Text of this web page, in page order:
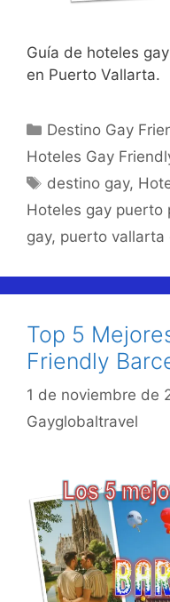
Guía de hoteles
en Puerto Vallarta.
Categorías
Destino Gay
Hoteles Gay
Etiquetas
destino gay,
Hoteles gay puerto
gay, puerto vallarta
Top 5
Friendly
1 de noviembre de
Gayglobaltravel